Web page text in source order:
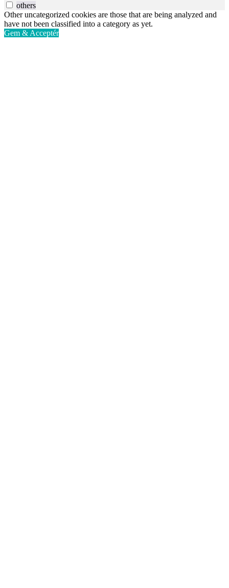
others
Other uncategorized cookies are those that are being analyzed and
have not been classified into a category as yet.
Gem & Acceptér